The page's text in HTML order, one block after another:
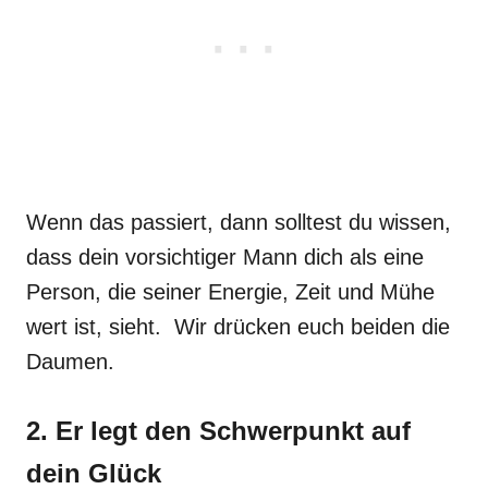
Wenn das passiert, dann solltest du wissen,
dass dein vorsichtiger Mann dich als eine
Person, die seiner Energie, Zeit und Mühe
wert ist, sieht. Wir drücken euch beiden die
Daumen.
2. Er legt den Schwerpunkt auf
dein Glück